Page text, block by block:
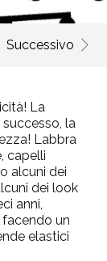
Successivo
La
la
Labbra
capelli
alcuni dei
dei look
anni,
un
elastici